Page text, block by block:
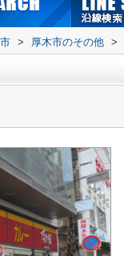
> 厚木市のその他 >